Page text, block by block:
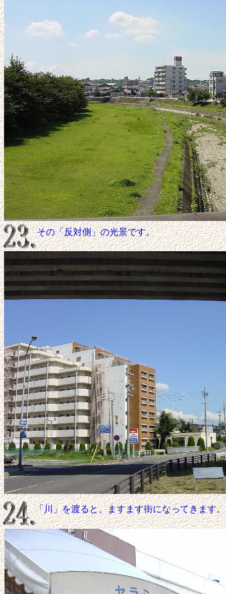
その「反対側」の光景です。
「川」を渡ると、ますます街になってきます